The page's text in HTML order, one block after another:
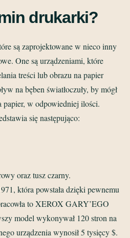
drukarki?
są zaprojektowane w nieco inny
One są urządzeniami, które
treści lub obrazu na papier
na bęben światłoczuły, by mógł
papier, w odpowiedniej ilości.
się następująco:
oraz tusz czarny.
która powstała dzięki pewnemu
to XEROX GARY’EGO
model wykonywał 120 stron na
urządzenia wynosił 5 tysięcy $.